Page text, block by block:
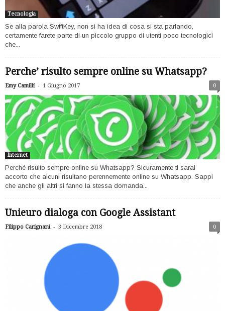
Tecnologia
Se alla parola SwiftKey, non si ha idea di cosa si sta parlando,
certamente farete parte di un piccolo gruppo di utenti poco tecnologici
che...
Perche’ risulto sempre online su Whatsapp?
Emy Camilli - 1 Giugno 2017 0
Internet
Perché risulto sempre online su Whatsapp? Sicuramente ti sarai
accorto che alcuni risultano perennemente online su Whatsapp. Sappi
che anche gli altri si fanno la stessa domanda...
Unieuro dialoga con Google Assistant
Filippo Carignani - 3 Dicembre 2018 0